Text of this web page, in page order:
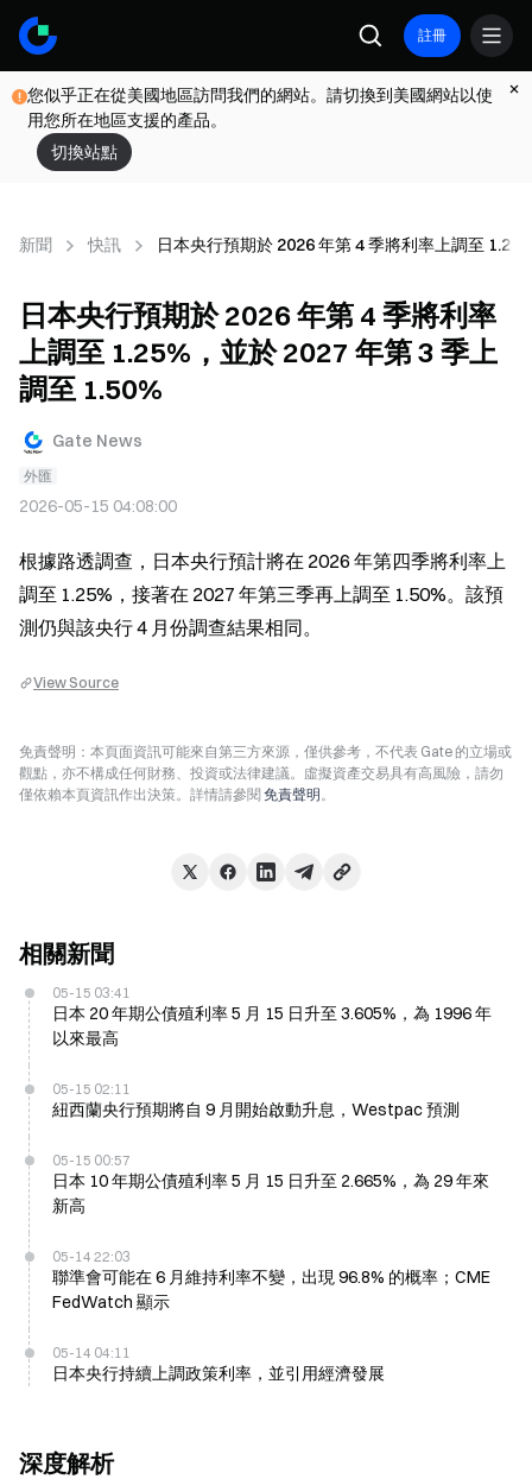
註冊
您似乎正在從美國地區訪問我們的網站。請切換到美國網站以使
用您所在地區支援的產品。
切換站點
新聞 快訊 日本央行預期於 2026 年第 4 季將利率上調至
日本央行預期於 2026 年第 4 季將利率
上調至 1.25%，並於 2027 年第 3 季上
調至 1.50%
Gate News
外匯
2026-05-15 04:08:00
根據路透調查，日本央行預計將在 2026 年第四季將利率上
調至 1.25%，接著在 2027 年第三季再上調至 1.50%。該預
測仍與該央行 4 月份調查結果相同。
View Source
免責聲明：本頁面資訊可能來自第三方來源，僅供參考，不代表 Gate 的立場或
觀點，亦不構成任何財務、投資或法律建議。虛擬資產交易具有高風險，請勿
僅依賴本頁資訊作出決策。詳情請參閱 免責聲明。
相關新聞
05-15 03:41
日本 20 年期公債殖利率 5 月 15 日升至 3.605%，為 1996 年
以來最高
05-15 02:11
紐西蘭央行預期將自 9 月開始啟動升息，Westpac 預測
05-15 00:57
日本 10 年期公債殖利率 5 月 15 日升至 2.665%，為 29 年來
新高
05-14 22:03
聯準會可能在 6 月維持利率不變，出現 96.8% 的概率；CME
FedWatch 顯示
05-14 04:11
日本央行持續上調政策利率，並引用經濟發展
深度解析